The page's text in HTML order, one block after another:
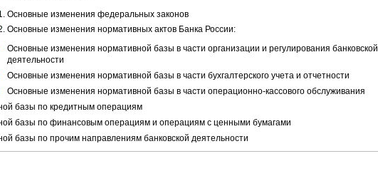
Основные изменения федеральных законов
Основные изменения нормативных актов Банка России:
Основные изменения нормативной базы в части организации и регулирования банковской
деятельности
Основные изменения нормативной базы в части бухгалтерского учета и отчетности
Основные изменения нормативной базы в части операционно-кассового обслуживания
базы по кредитным операциям
базы по финансовым операциям и операциям с ценными бумагами
базы по прочим направлениям банковской деятельности